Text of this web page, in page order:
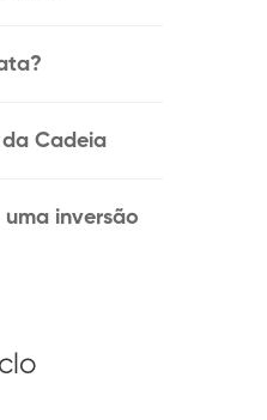
Cadeia
inversão